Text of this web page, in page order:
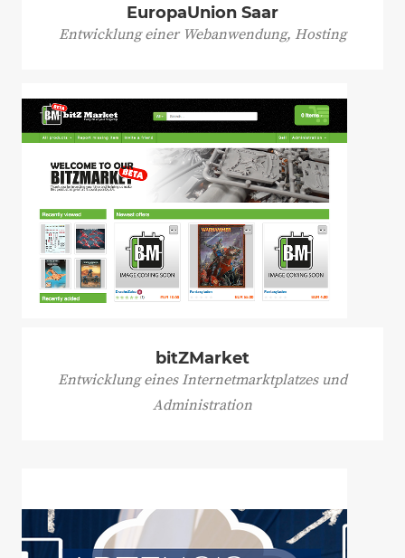
EuropaUnion Saar
Entwicklung einer Webanwendung, Hosting
bitZMarket
Entwicklung eines Internetmarktplatzes und
Administration